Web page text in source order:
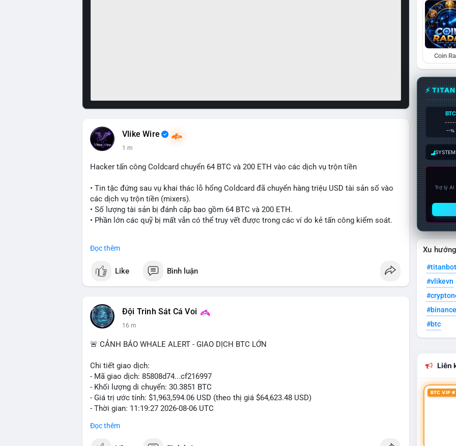
Vlike Wire
1 m
Hacker tấn công Coldcard chuyển 64 BTC và 200 ETH vào các dịch vụ trộn tiền
• Tin tặc đứng sau vụ khai thác lỗ hổng Coldcard đã chuyển hàng triệu USD tài sản số vào
các dịch vụ trộn tiền (mixers).
• Số lượng tài sản bị đánh cắp bao gồm 64 BTC và 200 ETH.
• Phần lớn các quỹ bị mất vẫn có thể truy vết được trong các ví do kẻ tấn công kiểm soát.
#vlikevn #titanbot
📰 Nguồn: Cointelegraph
Đọc thêm
Like Bình luận
Đội Trinh Sát Cá Voi
16 m
🚨 CẢNH BÁO WHALE ALERT - GIAO DỊCH BTC LỚN
Chi tiết giao dịch:
- Mã giao dịch: 85808d74...cf216997
- Khối lượng di chuyển: 30.3851 BTC
- Giá trị ước tính: $1,963,594.06 USD (theo thị giá $64,623.48 USD)
- Thời gian: 11:19:27 2026-08-06 UTC
Nhận định phân tích: Giao dịch gần 2 triệu USD này cho thấy dấu hiệu của một tổ chức lớn
Đọc thêm
Coin
⚡
BTC
--%
Trợ lý
Xu
#titanbot
#vlikevn
#btc
Liên
BTC VIP